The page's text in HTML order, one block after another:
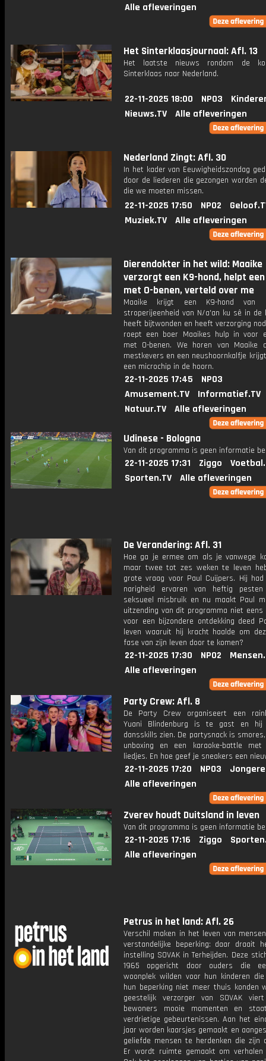
Alle afleveringen
Het Sinterklaasjournaal: Afl. 13
Het laatste nieuws rondom de
Sinterklaas naar Nederland.
22-11-2025 18:00 NPO3
Nieuws.TV
Alle afleveringen
Nederland Zingt: Afl. 30
In het kader van Eeuwigheidszondag
door de liederen die gezongen worden
die we moeten missen.
22-11-2025 17:50 NPO2
Muziek.TV
Alle afleveringen
Dierendokter in het wild: Maaike
verzorgt een K9-hond, helpt
met O-benen, verteld over me
Maaike krijgt een K9-hond van
stroperijeenheid van N/a'an ku sê in de
heeft bijtwonden en heeft verzorging
roept een boer Maaikes hulp in voor
met O-benen. We horen van Maaike
mestkevers en een neushoornkalfje
een microchip in de hoorn.
22-11-2025 17:45
NPO3
Amusement.TV
Informatief.TV
Natuur.TV
Alle afleveringen
Udinese - Bologna
Van dit programma is geen informatie
22-11-2025 17:31 Ziggo
Sporten.TV
Alle afleveringen
De Verandering: Afl. 31
Hoe ga je ermee om als je vanwege
maar twee tot zes weken te leven
grote vraag voor Paul Cuijpers. Hij
narigheid ervaren van heftig
seksueel misbruik en nu maakt Paul
uitzending van dit programma niet eens
voor een bijzondere ontdekking deed
leven waaruit hij kracht haalde om
fase van zijn leven door te komen?
22-11-2025 17:30 NPO2
Alle afleveringen
Party Crew: Afl. 8
De Party Crew organiseert een
Yuani Blindenburg is te gast en
dansskills zien. De partysnack is
unboxing en een karaoke-battle met
liedjes. En hoe geef je sneakers een
22-11-2025 17:20 NPO3
Alle afleveringen
Zverev houdt Duitsland in leven
Van dit programma is geen informatie
22-11-2025 17:16 Ziggo
Alle afleveringen
Petrus in het land: Afl. 26
Verschil maken in het leven van
verstandelijke beperking: daar draait
instelling SOVAK in Terheijden. Deze
1965 opgericht door ouders die
woonplek wilden voor hun kinderen
hun beperking niet meer thuis konden
geestelijk verzorger van SOVAK
bewoners mooie momenten en
verdrietige gebeurtenissen. Aan het
jaar worden kaarsjes gemaakt en
geliefde mensen te herdenken die zijn
Er wordt ruimte gemaakt om